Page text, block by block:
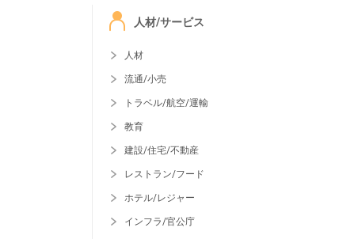
人材/サービス
人材
流通/小売
トラベル/航空/運輸
教育
建設/住宅/不動産
レストラン/フード
ホテル/レジャー
インフラ/官公庁